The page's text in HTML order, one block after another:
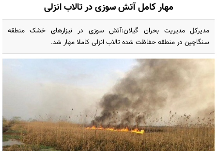
مهار کامل آتش سوزی در تالاب انزلی
مدیرکل مدیریت بحران گیلان:آتش سوزی در نیزارهای خشک منطقه
سنگاچین در منطقه حفاظت شده تالاب انزلی کاملا مهار شد.